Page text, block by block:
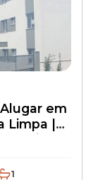
em
Limpa |
+
1